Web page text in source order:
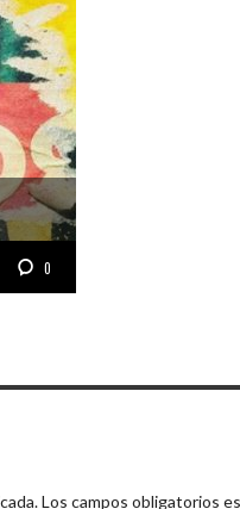
0
Los campos obligatorios